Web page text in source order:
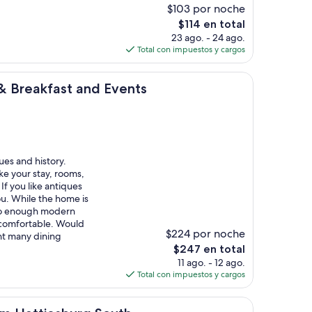
$103 por noche
El
precio
actual
es
de
$114 en total
23 ago. - 24 ago.
Total con impuestos y cargos
Breakfast and Events
and Events
and history.
your stay, rooms,
you like antiques
While the home is
enough modern
Would
many dining
$224 por noche
El
precio
actual
es
de
$247 en total
11 ago. - 12 ago.
Total con impuestos y cargos